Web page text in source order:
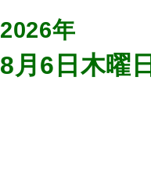
2026年
8月6日木曜日